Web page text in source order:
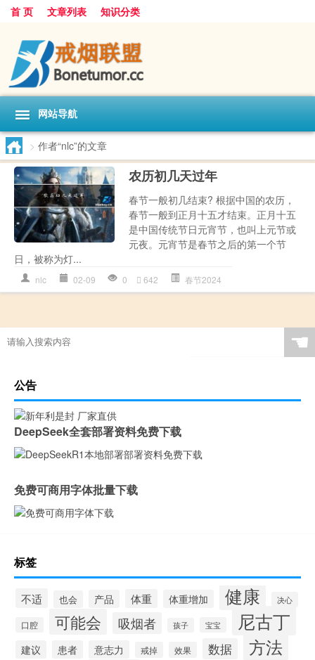
首 页 文章列表 知识分类
网站导航
> 作者“nlc”的文章
农历初几天过年
春节一般初几结束? 根据中国的农历，
春节一般到正月十五才结束。正月十五
是中国传统节日元宵节，也叫上元节或
元夜。元宵节是春节之后的第一个节
日，被称为灯...
nlc 02-09 0 642 春节2024
☚
公告
DeepSeek全套部署资料免费下载
免费可商用字体批量下载
标签
不适 也会 产品 体重 体重增加 健康 决心
口腔 可能会 吸烟者 孩子 宝宝 尼古丁
建议 患者 意志力 戒掉 效果 数据 方法